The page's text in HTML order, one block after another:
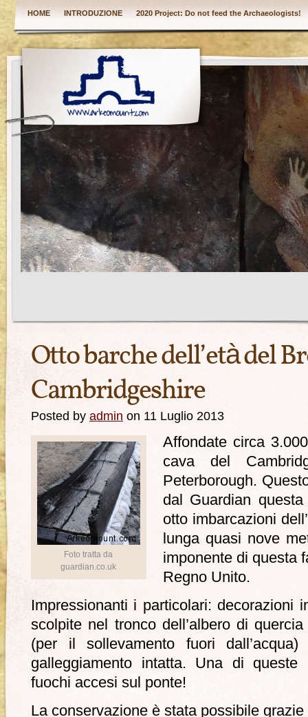
HOME INTRODUZIONE 2020 Project: Do not feed the Archaeologists!
Otto barche dell’età del
Cambridgeshire
Posted by admin on 11 Luglio 2013
Foto tratta da
guardian.co.uk
Affondate circa
cava del
Peterborough.
dal Guardian
otto imbarcazioni
lunga quasi nove
imponente di questa
Regno Unito.
Impressionanti i particolari: decorazioni
scolpite nel tronco dell’albero di
(per il sollevamento fuori
galleggiamento intatta. Una di
fuochi accesi sul ponte!
La conservazione è stata possibile